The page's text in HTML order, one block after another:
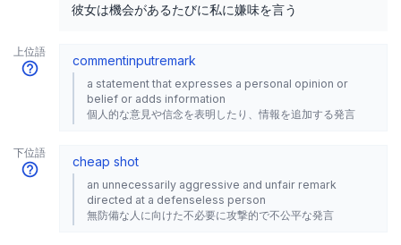
彼女は機会があるたびに私に嫌味を言う
上位語
commentinputremark
a statement that expresses a personal opinion or
belief or adds information
個人的な意見や信念を表明したり、情報を追加する発言
下位語
cheap shot
an unnecessarily aggressive and unfair remark
directed at a defenseless person
無防備な人に向けた不必要に攻撃的で不公平な発言